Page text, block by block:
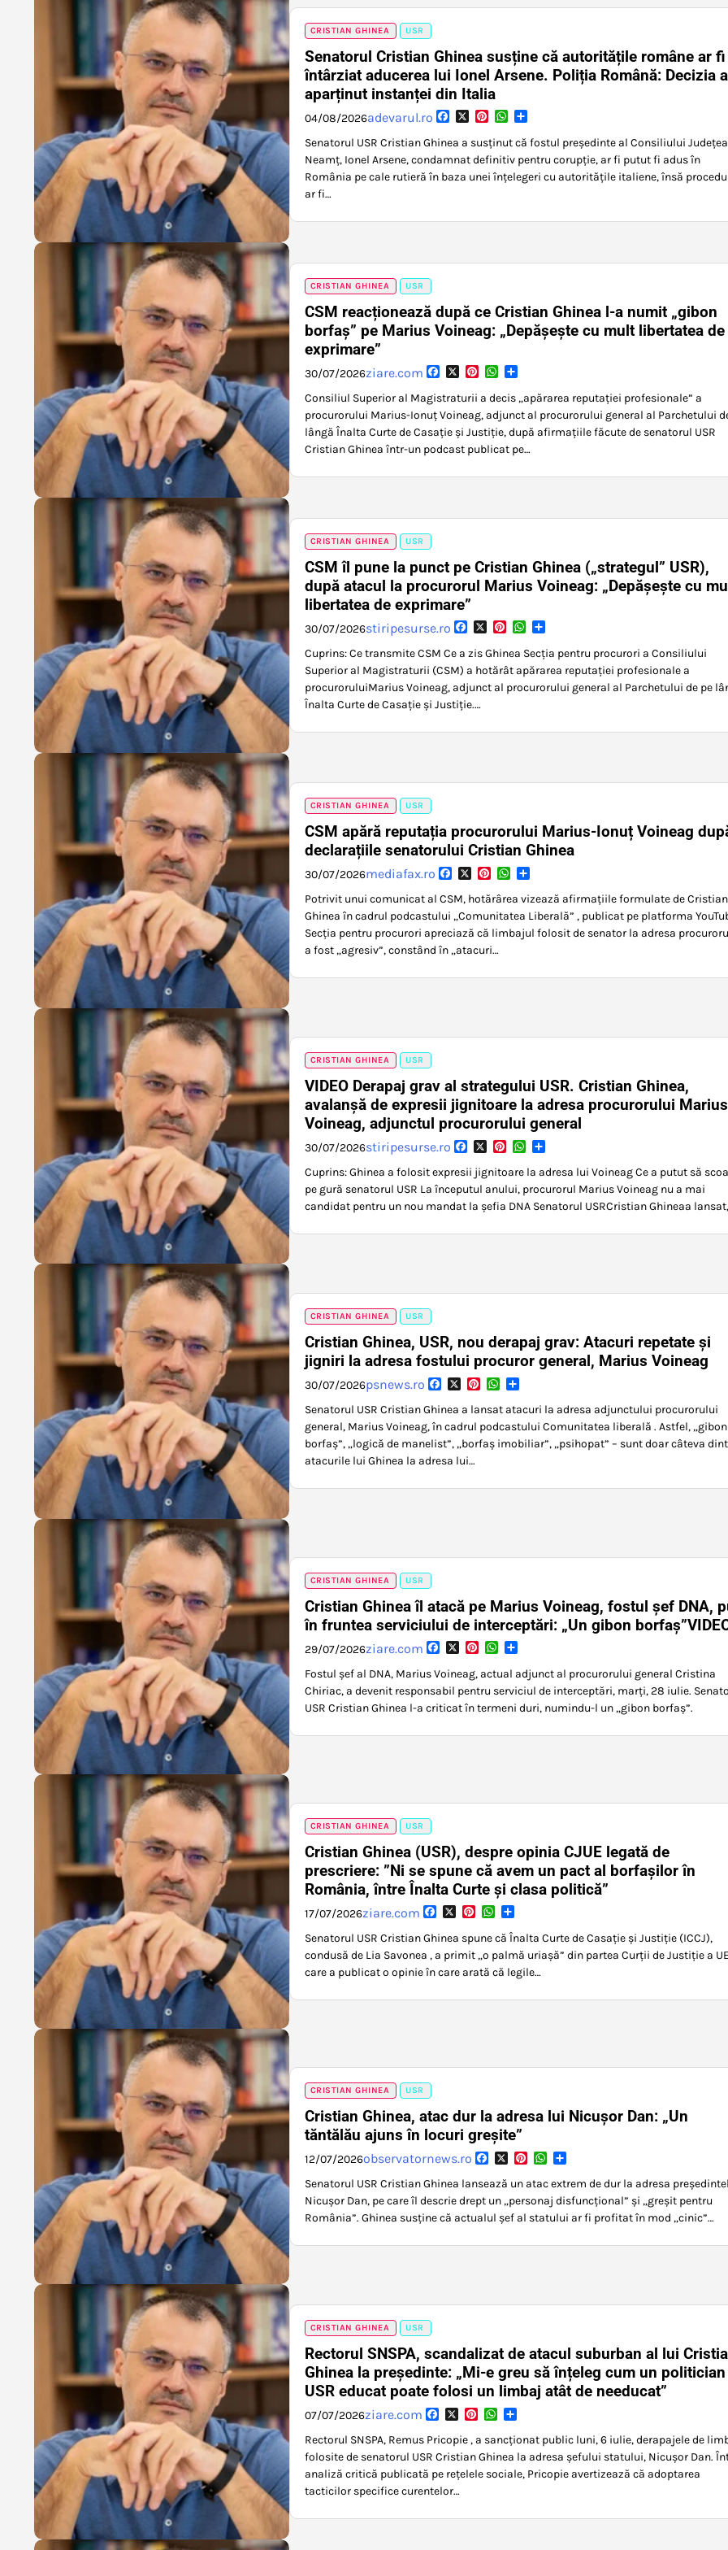
CRISTIAN GHINEA USR
Senatorul Cristian Ghinea susține că autoritățile române ar fi
întârziat aducerea lui Ionel Arsene. Poliția Română: Decizia a
aparținut instanței din Italia
04/08/2026adevarul.ro Facebook
X Pinterest
WhatsApp
Partajează
Senatorul USR Cristian Ghinea a susținut că fostul președinte al Consiliului
Neamț, Ionel Arsene, condamnat definitiv pentru corupție, ar fi putut fi adus în
România pe cale rutieră în baza unei înțelegeri cu autoritățile italiene, însă
ar fi…
CRISTIAN GHINEA USR
CSM reacționează după ce Cristian Ghinea l-a numit „gibon
borfaș” pe Marius Voineag: „Depășește cu mult libertatea de
exprimare”
30/07/2026ziare.com Facebook
X Pinterest
WhatsApp
Partajează
Consiliul Superior al Magistraturii a decis „apărarea reputației profesionale” a
procurorului Marius-Ionuț Voineag, adjunct al procurorului general al Parchetului
lângă Înalta Curte de Casație și Justiție, după afirmațiile făcute de senatorul USR
Cristian Ghinea într-un podcast publicat pe…
CRISTIAN GHINEA USR
CSM îl pune la punct pe Cristian Ghinea („strategul” USR),
după atacul la procurorul Marius Voineag: „Depășește cu
libertatea de exprimare”
30/07/2026stiripesurse.ro Facebook
X Pinterest
WhatsApp
Partajează
Cuprins: Ce transmite CSM Ce a zis Ghinea Secţia pentru procurori a Consiliului
Superior al Magistraturii (CSM) a hotărât apărarea reputaţiei profesionale a
procuroruluiMarius Voineag, adjunct al procurorului general al Parchetului de pe
Înalta Curte de Casaţie şi Justiţie.…
CRISTIAN GHINEA USR
CSM apără reputația procurorului Marius-Ionuț Voineag
declarațiile senatorului Cristian Ghinea
30/07/2026mediafax.ro Facebook
X Pinterest
WhatsApp
Partajează
Potrivit unui comunicat al CSM, hotărârea vizează afirmațiile formulate de Cristian
Ghinea în cadrul podcastului „Comunitatea Liberală” , publicat pe platforma
Secția pentru procurori apreciază că limbajul folosit de senator la adresa
a fost „agresiv”, constând în „atacuri…
CRISTIAN GHINEA USR
VIDEO Derapaj grav al strategului USR. Cristian Ghinea,
avalanșă de expresii jignitoare la adresa procurorului Marius
Voineag, adjunctul procurorului general
30/07/2026stiripesurse.ro Facebook
X Pinterest
WhatsApp
Partajează
Cuprins: Ghinea a folosit expresii jignitoare la adresa lui Voineag Ce a putut să
pe gură senatorul USR La începutul anului, procurorul Marius Voineag nu a mai
candidat pentru un nou mandat la şefia DNA Senatorul USRCristian Ghineaa
CRISTIAN GHINEA USR
Cristian Ghinea, USR, nou derapaj grav: Atacuri repetate și
jigniri la adresa fostului procuror general, Marius Voineag
30/07/2026psnews.ro Facebook
X Pinterest
WhatsApp
Partajează
Senatorul USR Cristian Ghinea a lansat atacuri la adresa adjunctului procurorului
general, Marius Voineag, în cadrul podcastului Comunitatea liberală . Astfel, „gibon
borfaș”, „logică de manelist”, „borfaș imobiliar”, „psihopat” – sunt doar câteva
atacurile lui Ghinea la adresa lui…
CRISTIAN GHINEA USR
Cristian Ghinea îl atacă pe Marius Voineag, fostul șef DNA,
în fruntea serviciului de interceptări: „Un gibon
29/07/2026ziare.com Facebook
X Pinterest
WhatsApp
Partajează
Fostul șef al DNA, Marius Voineag, actual adjunct al procurorului general Cristina
Chiriac, a devenit responsabil pentru serviciul de interceptări, marți, 28 iulie.
USR Cristian Ghinea l-a criticat în termeni duri, numindu-l un „gibon borfaș”.
CRISTIAN GHINEA USR
Cristian Ghinea (USR), despre opinia CJUE legată de
prescriere: ”Ni se spune că avem un pact al borfașilor în
România, între Înalta Curte și clasa politică”
17/07/2026ziare.com Facebook
X Pinterest
WhatsApp
Partajează
Senatorul USR Cristian Ghinea spune că Înalta Curte de Casație și Justiție (ICCJ),
condusă de Lia Savonea , a primit „o palmă uriașă” din partea Curții de Justiție a
care a publicat o opinie în care arată că legile…
CRISTIAN GHINEA USR
Cristian Ghinea, atac dur la adresa lui Nicușor Dan: „Un
tăntălău ajuns în locuri greșite”
12/07/2026observatornews.ro Facebook
X Pinterest
WhatsApp
Partajează
Senatorul USR Cristian Ghinea lansează un atac extrem de dur la adresa
Nicușor Dan, pe care îl descrie drept un „personaj disfuncțional” și „greșit pentru
România”. Ghinea susține că actualul șef al statului ar fi profitat în mod „cinic”…
CRISTIAN GHINEA USR
Rectorul SNSPA, scandalizat de atacul suburban al lui
Ghinea la președinte: „Mi-e greu să înțeleg cum un politician
USR educat poate folosi un limbaj atât de needucat”
07/07/2026ziare.com Facebook
X Pinterest
WhatsApp
Partajează
Rectorul SNSPA, Remus Pricopie , a sancționat public luni, 6 iulie, derapajele de
folosite de senatorul USR Cristian Ghinea la adresa șefului statului, Nicușor Dan.
analiză critică publicată pe rețelele sociale, Pricopie avertizează că adoptarea
tacticilor specifice curentelor…